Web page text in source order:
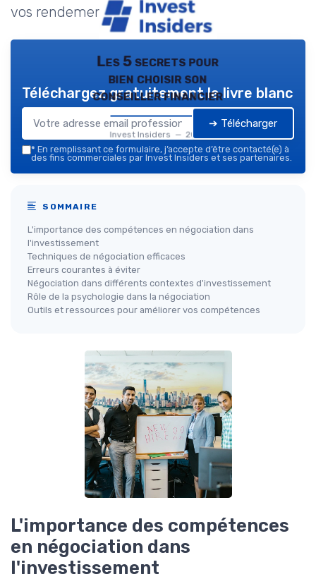
vos rendements.
Les 5 secrets pour
bien choisir son
conseiller financier
Invest Insiders — 2026
Téléchargez gratuitement le livre blanc
➔ Télécharger
* En remplissant ce formulaire, j’accepte d’être contacté(e) à
des fins commerciales par Invest Insiders et ses partenaires.
SOMMAIRE
L'importance des compétences en négociation dans
l'investissement
Techniques de négociation efficaces
Erreurs courantes à éviter
Négociation dans différents contextes d'investissement
Rôle de la psychologie dans la négociation
Outils et ressources pour améliorer vos compétences
L'importance des compétences
en négociation dans
l'investissement